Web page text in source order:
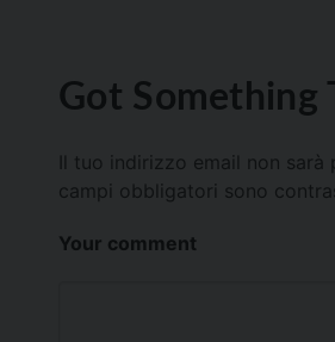
Got Something
Il tuo indirizzo email non sarà
campi obbligatori sono
Your comment